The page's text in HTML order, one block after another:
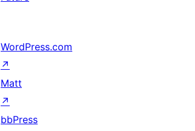
WordPress.com
↗
Matt
↗
bbPress